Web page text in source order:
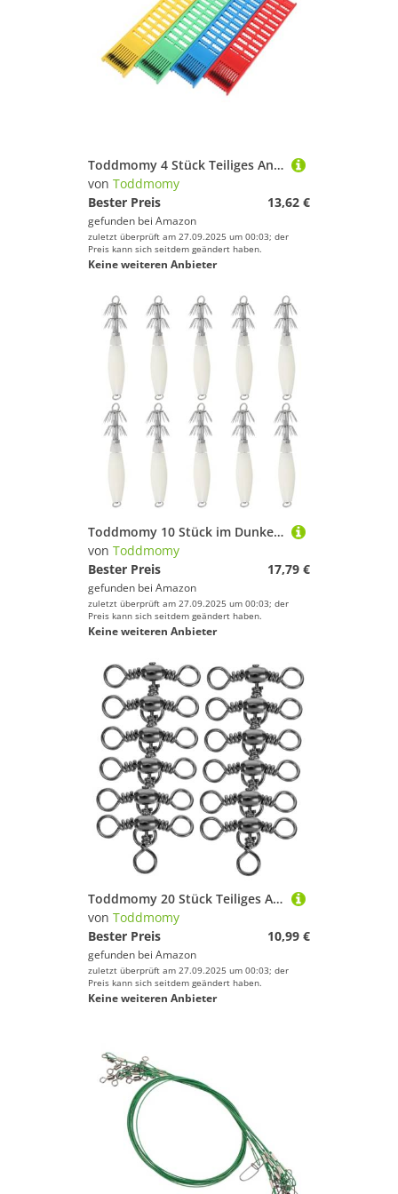
Toddmomy 4 Stück Teiliges Angelschnur Hakenhalter mit Elastischem Mechanismus Kompakter Tragbarer Organizer für Angelzubehör Verhindert Verheddern für Angler und Ausrüstung
von Toddmomy
Bester Preis
13,62 €
gefunden bei Amazon
zuletzt überprüft am 27.09.2025 um 00:03; der
Preis kann sich seitdem geändert haben.
Keine weiteren Anbieter
Toddmomy 10 Stück im Dunkeln leuchtende Angelhaken – Leuchtender Köder zum Nachtangeln – Fluoreszierender -Hartköder – im Dunkeln leuchtender Tintenfischhaken
von Toddmomy
Bester Preis
17,79 €
gefunden bei Amazon
zuletzt überprüft am 27.09.2025 um 00:03; der
Preis kann sich seitdem geändert haben.
Keine weiteren Anbieter
Toddmomy 20 Stück Teiliges Angelwirbel Hochfeste Fasswirbel mit Dreifach verbindung Korrosionsbeständig für Meeresangeln Verschleißfeste Lager Wirbel für Vielseitiges Angelzubehör
von Toddmomy
Bester Preis
10,99 €
gefunden bei Amazon
zuletzt überprüft am 27.09.2025 um 00:03; der
Preis kann sich seitdem geändert haben.
Keine weiteren Anbieter